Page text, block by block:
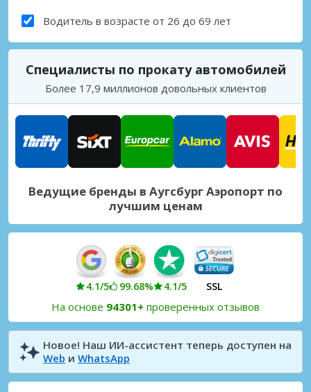
Водитель в возрасте от 26 до 69 лет
Специалисты по прокату автомобилей
Более 17,9 миллионов довольных клиентов
Ведущие бренды в Аугсбург Аэропорт по
лучшим ценам
4.1/5 99.68% 4.1/5 SSL
На основе 94301+ проверенных отзывов
Новое! Наш ИИ-ассистент теперь доступен на
Web и WhatsApp